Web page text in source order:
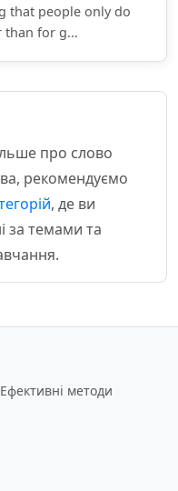
that people only do
than for g...
про слово
рекомендуємо
, де ви
за темами та
методи